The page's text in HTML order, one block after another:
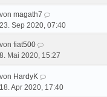
von magath7
23. Sep 2020, 07:40
von fiat500
8. Mai 2020, 15:27
von HardyK
18. Apr 2020, 17:40